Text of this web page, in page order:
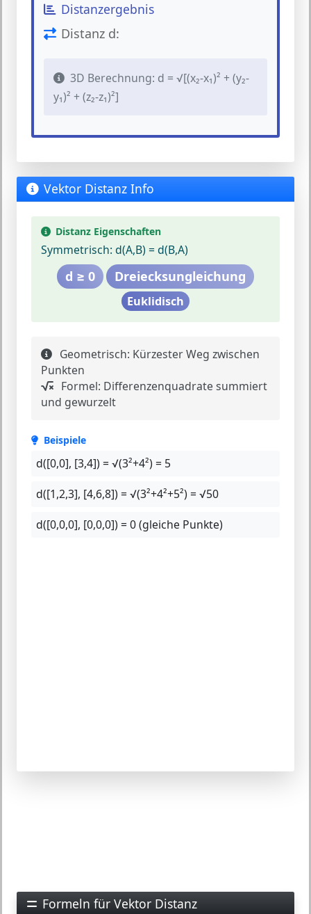
Distanzergebnis
Distanz d:
3D Berechnung: d = √[(x₂-x₁)² + (y₂-
y₁)² + (z₂-z₁)²]
Vektor Distanz Info
Distanz Eigenschaften
Symmetrisch: d(A,B) = d(B,A)
d ≥ 0 Dreiecksungleichung
Euklidisch
Geometrisch: Kürzester Weg zwischen
Punkten
Formel: Differenzenquadrate summiert
und gewurzelt
Beispiele
d([0,0], [3,4]) = √(3²+4²) = 5
d([1,2,3], [4,6,8]) = √(3²+4²+5²) = √50
d([0,0,0], [0,0,0]) = 0 (gleiche Punkte)
Formeln für Vektor Distanz